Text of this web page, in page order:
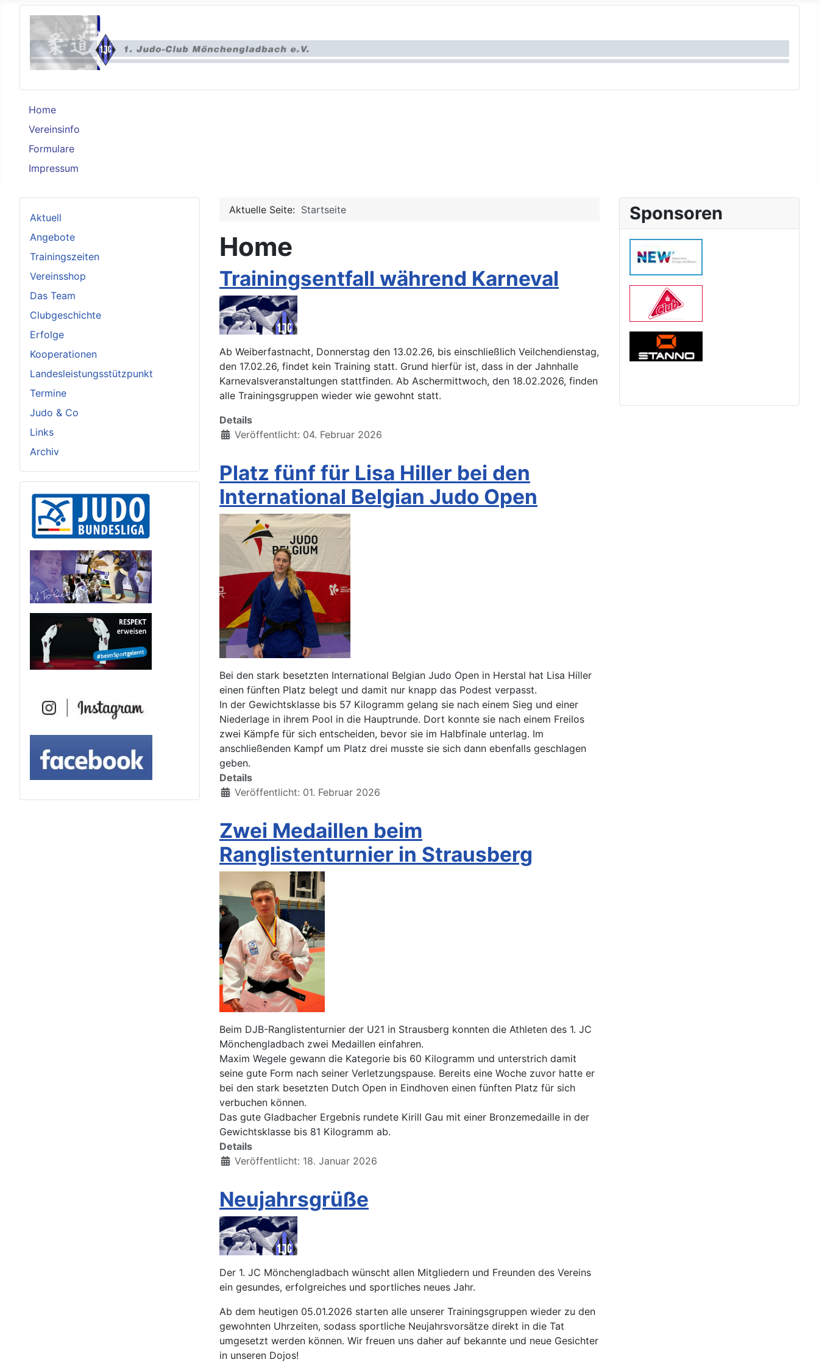
Home
Vereinsinfo
Formulare
Impressum
Aktuell
Angebote
Trainingszeiten
Vereinsshop
Das Team
Clubgeschichte
Erfolge
Kooperationen
Landesleistungsstützpunkt
Termine
Judo & Co
Links
Archiv
Aktuelle Seite: Startseite
Home
Trainingsentfall während Karneval
Ab Weiberfastnacht, Donnerstag den 13.02.26, bis einschließlich Veilchendienstag,
den 17.02.26, findet kein Training statt. Grund hierfür ist, dass in der Jahnhalle
Karnevalsveranstaltungen stattfinden. Ab Aschermittwoch, den 18.02.2026, finden
alle Trainingsgruppen wieder wie gewohnt statt.
Details
Veröffentlicht: 04. Februar 2026
Platz fünf für Lisa Hiller bei den
International Belgian Judo Open
Bei den stark besetzten International Belgian Judo Open in Herstal hat Lisa Hiller
einen fünften Platz belegt und damit nur knapp das Podest verpasst.
In der Gewichtsklasse bis 57 Kilogramm gelang sie nach einem Sieg und einer
Niederlage in ihrem Pool in die Hauptrunde. Dort konnte sie nach einem Freilos
zwei Kämpfe für sich entscheiden, bevor sie im Halbfinale unterlag. Im
anschließenden Kampf um Platz drei musste sie sich dann ebenfalls geschlagen
geben.
Details
Veröffentlicht: 01. Februar 2026
Zwei Medaillen beim
Ranglistenturnier in Strausberg
Beim DJB-Ranglistenturnier der U21 in Strausberg konnten die Athleten des 1. JC
Mönchengladbach zwei Medaillen einfahren.
Maxim Wegele gewann die Kategorie bis 60 Kilogramm und unterstrich damit
seine gute Form nach seiner Verletzungspause. Bereits eine Woche zuvor hatte er
bei den stark besetzten Dutch Open in Eindhoven einen fünften Platz für sich
verbuchen können.
Das gute Gladbacher Ergebnis rundete Kirill Gau mit einer Bronzemedaille in der
Gewichtsklasse bis 81 Kilogramm ab.
Details
Veröffentlicht: 18. Januar 2026
Neujahrsgrüße
Der 1. JC Mönchengladbach wünscht allen Mitgliedern und Freunden des Vereins
ein gesundes, erfolgreiches und sportliches neues Jahr.
Ab dem heutigen 05.01.2026 starten alle unserer Trainingsgruppen wieder zu den
gewohnten Uhrzeiten, sodass sportliche Neujahrsvorsätze direkt in die Tat
umgesetzt werden können. Wir freuen uns daher auf bekannte und neue Gesichter
in unseren Dojos!
Sponsoren